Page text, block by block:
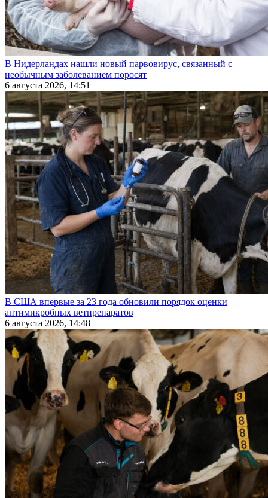
В Нидерландах нашли новый парвовирус, связанный с
необычным заболеванием поросят
6 августа 2026, 14:51
В США впервые за 23 года обновили порядок оценки
антимикробных ветпрепаратов
6 августа 2026, 14:48